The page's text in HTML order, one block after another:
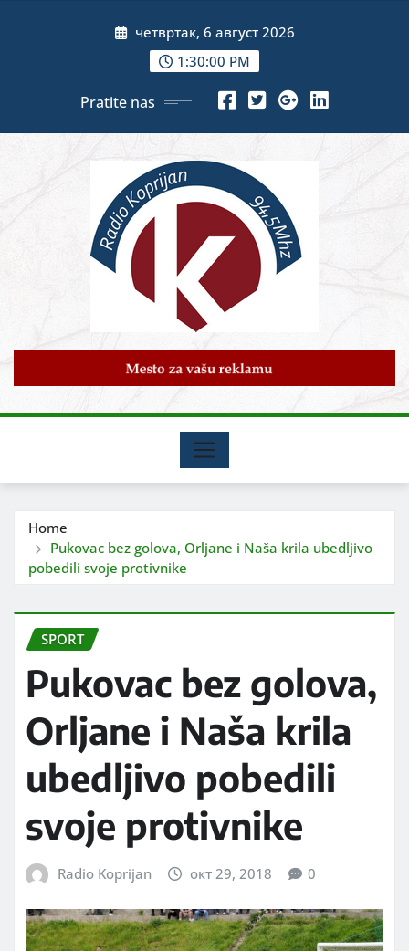
четвртак, 6 август 2026
1:30:01 PM
Pratite nas
Home
Pukovac bez golova, Orljane i Naša krila ubedljivo
pobedili svoje protivnike
SPORT
Pukovac bez golova,
Orljane i Naša krila
ubedljivo pobedili
svoje protivnike
Radio Koprijan окт 29, 2018 0